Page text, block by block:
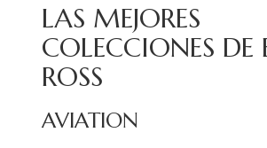
LAS MEJORES
COLECCIONES DE
ROSS
AVIATION